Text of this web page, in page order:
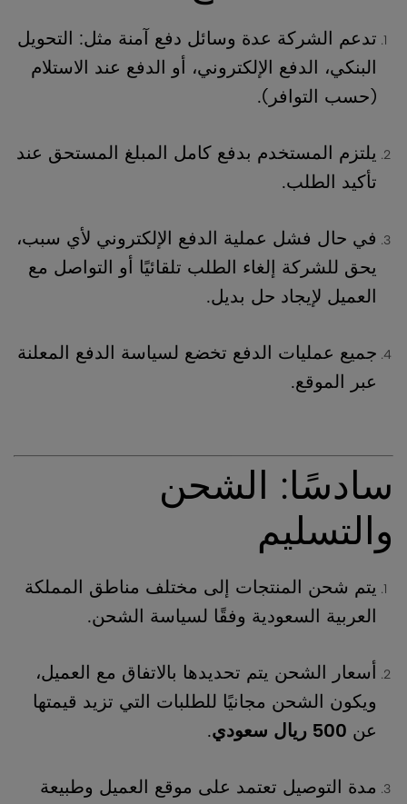
تدعم الشركة عدة وسائل دفع آمنة مثل: التحويل
البنكي، الدفع الإلكتروني، أو الدفع عند الاستلام
(حسب التوافر).
يلتزم المستخدم بدفع كامل المبلغ المستحق عند
تأكيد الطلب.
في حال فشل عملية الدفع الإلكتروني لأي سبب،
يحق للشركة إلغاء الطلب تلقائيًا أو التواصل مع
العميل لإيجاد حل بديل.
جميع عمليات الدفع تخضع لسياسة الدفع المعلنة
عبر الموقع.
سادسًا: الشحن
والتسليم
يتم شحن المنتجات إلى مختلف مناطق المملكة
العربية السعودية وفقًا لسياسة الشحن.
أسعار الشحن يتم تحديدها بالاتفاق مع العميل،
ويكون الشحن مجانيًا للطلبات التي تزيد قيمتها
عن 500 ريال سعودي .
مدة التوصيل تعتمد على موقع العميل وطبيعة